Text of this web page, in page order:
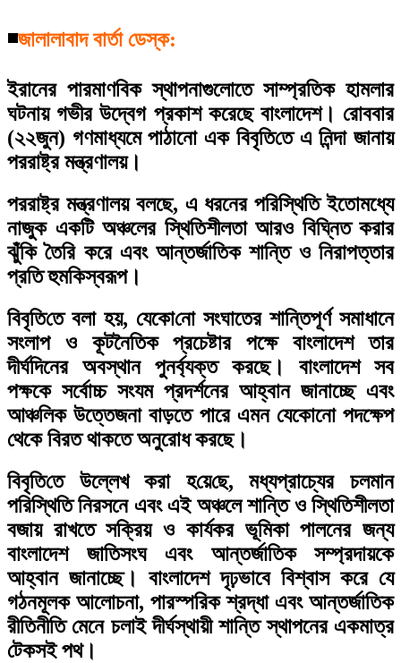
◾জালালাবাদ বার্তা ডেস্ক:
ইরানের পারমাণবিক স্থাপনাগুলোতে সাম্প্রতিক হামলার
ঘটনায় গভীর উদ্বেগ প্রকাশ করেছে বাংলাদেশ। রোববার
(২২জুন) গণমাধ্যমে পাঠানো এক বিবৃ‌তি‌তে এ নিন্দা জা‌নায়
পররাষ্ট্র মন্ত্রণালয়।
পররাষ্ট্র মন্ত্রণালয় বলছে, এ ধরনের পরিস্থিতি ইতোমধ্যে
নাজুক একটি অঞ্চলের স্থিতিশীলতা আরও বিঘ্নিত করার
ঝুঁকি তৈরি করে এবং আন্তর্জাতিক শান্তি ও নিরাপত্তার
প্রতি হুমকিস্বরূপ।
বিবৃ‌তি‌তে বলা হয়, যেকো‌নো সংঘাতের শান্তিপূর্ণ সমাধানে
সংলাপ ও কূটনৈতিক প্রচেষ্টার পক্ষে বাংলাদেশ তার
দীর্ঘদিনের অবস্থান পুনর্ব্যক্ত করছে। বাংলাদেশ সব
পক্ষকে সর্বোচ্চ সংযম প্রদর্শনের আহ্বান জানাচ্ছে এবং
আঞ্চলিক উত্তেজনা বাড়তে পারে এমন যেকোনো পদক্ষেপ
থেকে বিরত থাকতে অনুরোধ করছে।
বিবৃ‌তি‌তে উল্লেখ করা হ‌য়ে‌ছে, মধ্যপ্রাচ্যের চলমান
পরিস্থিতি নিরসনে এবং এই অঞ্চলে শান্তি ও স্থিতিশীলতা
বজায় রাখতে সক্রিয় ও কার্যকর ভূমিকা পালনের জন্য
বাংলাদেশ জাতিসংঘ এবং আন্তর্জাতিক সম্প্রদায়কে
আহ্বান জানাচ্ছে। বাংলাদেশ দৃঢ়ভাবে বিশ্বাস করে যে
গঠনমূলক আলোচনা, পারস্পরিক শ্রদ্ধা এবং আন্তর্জাতিক
রীতিনীতি মেনে চলাই দীর্ঘস্থায়ী শান্তি স্থাপনের একমাত্র
টেকসই পথ।